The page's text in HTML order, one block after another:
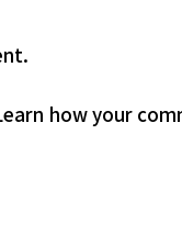
how your